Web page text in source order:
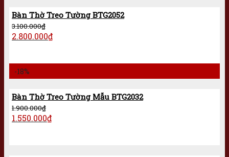
Bàn Thờ Treo Tường BTG2052
3.100.000₫
2.800.000₫
-18%
Bàn Thờ Treo Tường Mẫu BTG2032
1.900.000₫
1.550.000₫